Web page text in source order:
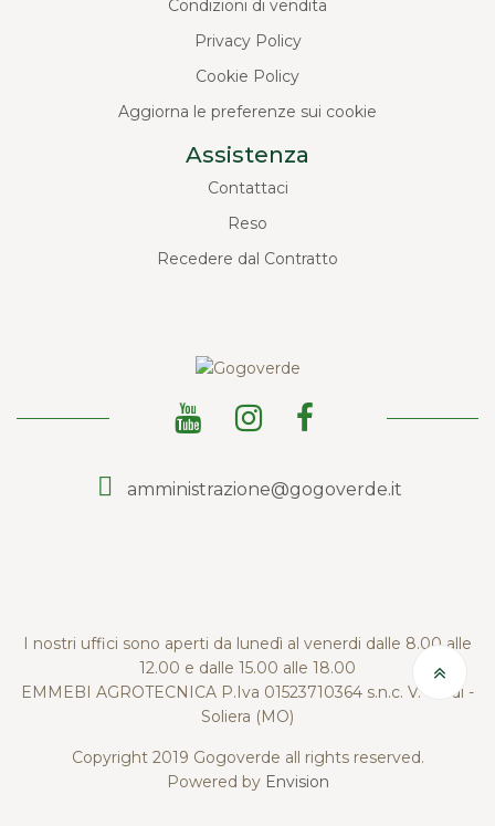
Condizioni di vendita
Privacy Policy
Cookie Policy
Aggiorna le preferenze sui cookie
Assistenza
Contattaci
Reso
Recedere dal Contratto
amministrazione@gogoverde.it
I nostri uffici sono aperti da lunedì al venerdi dalle 8.00 alle
12.00 e dalle 15.00 alle 18.00
EMMEBI AGROTECNICA P.Iva 01523710364 s.n.c. V. Verdi -
Soliera (MO)
Copyright 2019 Gogoverde all rights reserved.
Powered by Envision